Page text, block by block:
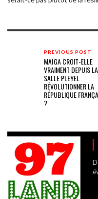
PREVIOUS POST
MAÏGA CROIT-ELLE
VRAIMENT DEPUIS LA
SALLE PLEYEL
RÉVOLUTIONNER LA
RÉPUBLIQUE
?